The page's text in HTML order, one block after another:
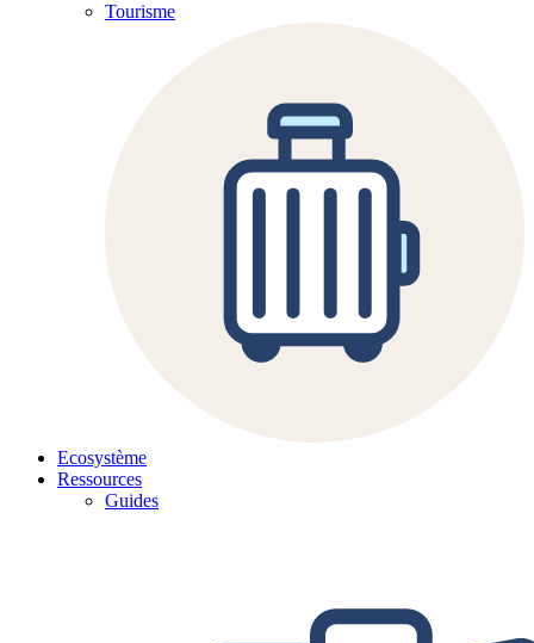
Tourisme
Ecosystème
Ressources
Guides